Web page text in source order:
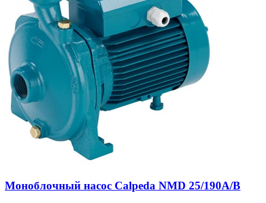
Моноблочный насос Calpeda NMD 25/190A/B